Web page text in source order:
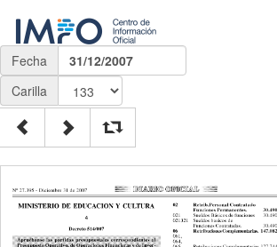
Fecha
31/12/2007
Carilla